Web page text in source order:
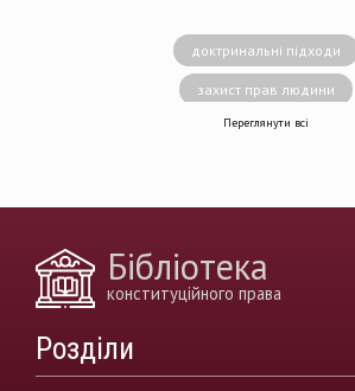
доктринальні підходи
захист прав людини
децентралізація влади
генофонд держава
конситуційне право
Переглянути всі
Бібліотека
конституційного права
Розділи